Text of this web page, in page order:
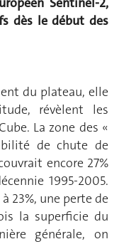
dès le début des
du plateau, elle
révèlent les
La zone des «
de chute de
encore 27%
1995-2005.
23%, une perte de
la superficie du
générale, on